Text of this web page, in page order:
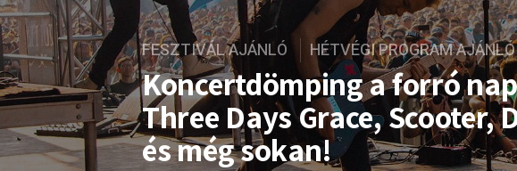
FESZTIVÁL AJÁNLÓ HÉTVÉGI PROGRAM AJÁNLÓ
Koncertdömping a forró
Three Days Grace, Scooter,
és még sokan!